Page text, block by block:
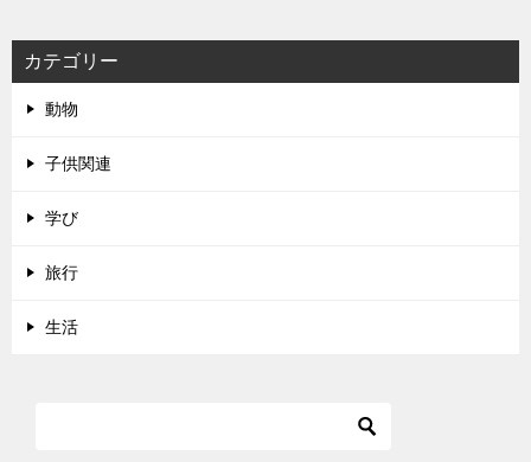
カテゴリー
動物
子供関連
学び
旅行
生活